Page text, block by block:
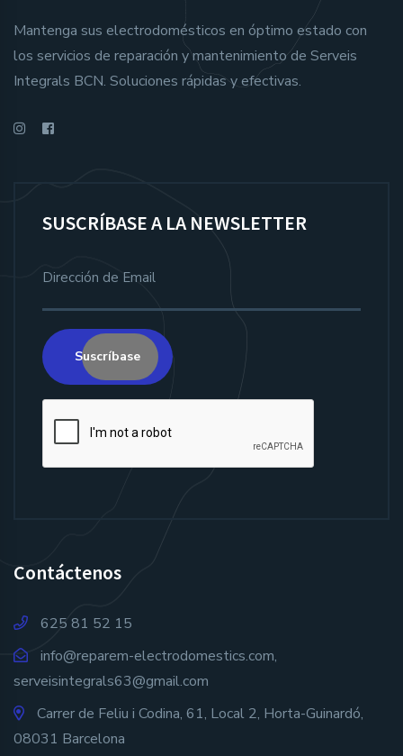
Mantenga sus electrodomésticos en óptimo estado con
los servicios de reparación y mantenimiento de Serveis
Integrals BCN. Soluciones rápidas y efectivas.
SUSCRÍBASE A LA NEWSLETTER
Suscríbase
Contáctenos
625 81 52 15
info@reparem-electrodomestics.com,
serveisintegrals63@gmail.com
Carrer de Feliu i Codina, 61, Local 2, Horta-Guinardó,
08031 Barcelona